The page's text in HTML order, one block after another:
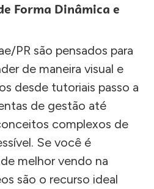
Forma Dinâmica e
PR são pensados para
de maneira visual e
desde tutoriais passo a
de gestão até
complexos de
Se você é
melhor vendo na
são o recurso ideal